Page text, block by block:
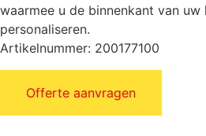
waarmee u de binnenkant van
personaliseren.
Artikelnummer: 200177100
Offerte aanvragen